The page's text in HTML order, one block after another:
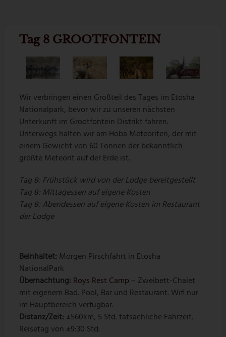
Tag 8 GROOTFONTEIN
Wir verbringen einen Großteil des Tages im Etosha
Nationalpark, bevor wir zu unseren nächsten
Unterkunft im Grootfontein Distrikt fahren.
Unterwegs halten wir am Hoba Meteoriten, der mit
einem Gewicht von 60 Tonnen der bekanntlich
größte Meteorit auf der Erde ist.
Tag 8:Frühstück wird von der Lodge bereitgestellt
Tag 8:Mittagessen auf eigene Kosten
Tag 8:Abendessen auf eigene Kosten im Restaurant
der Lodge
Beinhaltet: Morgen Pirschfahrt in Etosha
NationalPark
Übernachtung: Roys Rest Camp – Zweibett-Chalet
mit eigenem Bad. Pool, Bar und Restaurant. Wifi nur
im Hauptbereich verfügbar.
Distanz/Zeit: ±560km, 5 Std. tatsächliche Fahrzeit.
Reisetag von ±9:30 Std.